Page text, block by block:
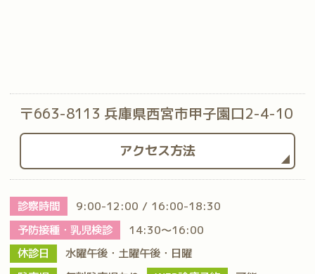
〒663-8113 兵庫県西宮市甲子園口2-4-10
アクセス方法
診察時間
9:00-12:00 / 16:00-18:30
予防接種・乳児検診
14:30～16:00
休診日
水曜午後・土曜午後・日曜